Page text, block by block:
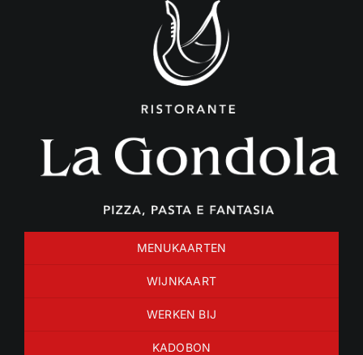
MENUKAARTEN
WIJNKAART
WERKEN BIJ
KADOBON